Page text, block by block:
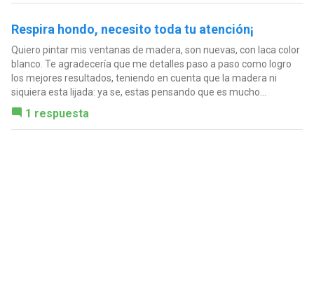
Respira hondo, necesito toda tu atención¡
Quiero pintar mis ventanas de madera, son nuevas, con laca color
blanco. Te agradecería que me detalles paso a paso como logro
los mejores resultados, teniendo en cuenta que la madera ni
siquiera esta lijada: ya se, estas pensando que es mucho...
1 respuesta